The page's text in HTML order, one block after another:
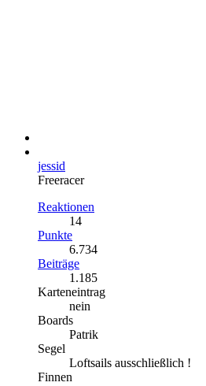
jessid
Freeracer
Reaktionen
14
Punkte
6.734
Beiträge
1.185
Karteneintrag
nein
Boards
Patrik
Segel
Loftsails ausschließlich !
Finnen